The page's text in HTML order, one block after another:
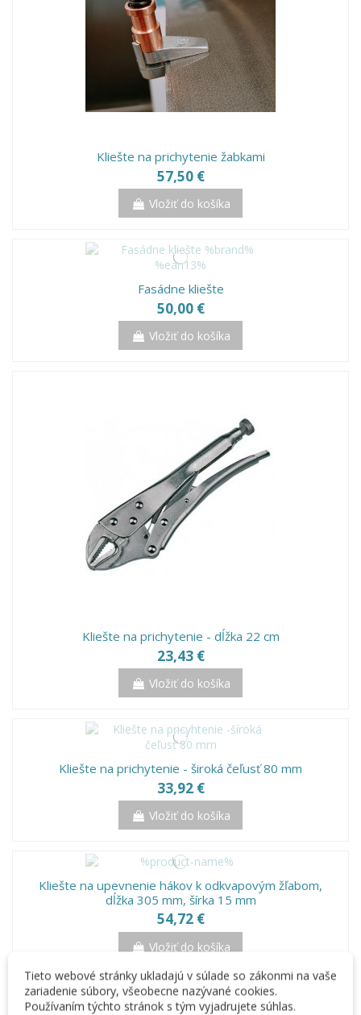
Kliešte na prichytenie žabkami
57,50 €
Vložiť do košíka
Fasádne kliešte
50,00 €
Vložiť do košíka
Kliešte na prichytenie - dĺžka 22 cm
23,43 €
Vložiť do košíka
Kliešte na prichytenie - široká čeľusť 80 mm
33,92 €
Vložiť do košíka
Kliešte na upevnenie hákov k odkvapovým žľabom,
dĺžka 305 mm, šírka 15 mm
54,72 €
Vložiť do košíka
Tieto webové stránky ukladajú v súlade so zákonmi na vaše
zariadenie súbory, všeobecne nazývané cookies.
Používaním týchto stránok s tým vyjadrujete súhlas.